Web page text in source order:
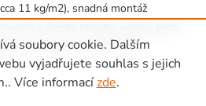
soubory cookie. Dalším
vyjadřujete souhlas s jejich
Více informacízde.
11 kg/m2), snadná montáž
se sklonem od 15° do 90°.